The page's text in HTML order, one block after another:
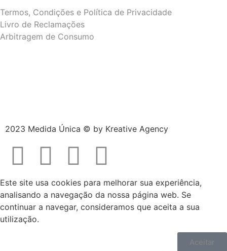
Termos, Condições e Política de Privacidade
Livro de Reclamações
Arbitragem de Consumo
2023 Medida Única © by Kreative Agency
Este site usa cookies para melhorar sua experiência,
analisando a navegação da nossa página web. Se
continuar a navegar, consideramos que aceita a sua
utilização.
Aceitar